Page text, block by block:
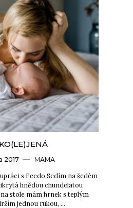
2017 MAMA
s Feedo Sedím na šedém
hnědou chundelatou
stole mám hrnek s teplým
jednou rukou, …